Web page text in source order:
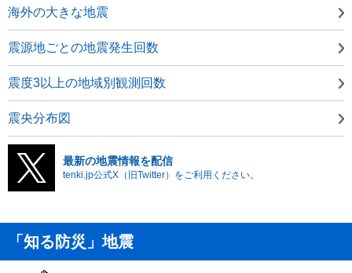
海外の大きな地震
震源地ごとの地震発生回数
震度3以上の地域別観測回数
震央分布図
最新の地震情報を配信
tenki.jp公式X（旧Twitter）をご利用ください。
「知る防災」地震